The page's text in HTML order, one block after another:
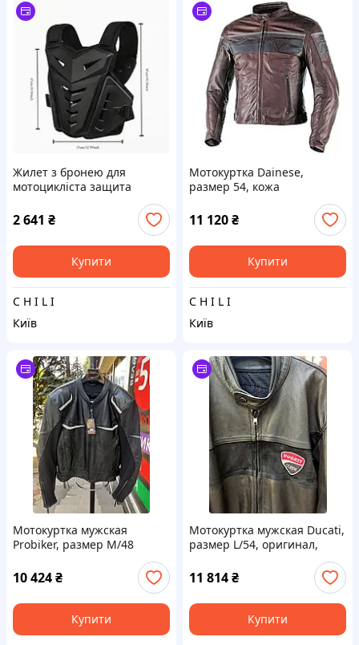
Жилет з бронею для
мотоцикліста защита
черепаха
2 641 ₴
Купити
C H I L I
Київ
Мотокуртка Dainese,
размер 54, кожа
11 120₴
Купити
C H I L I
Київ
Мотокуртка мужская
Probiker, размер M/48
10 424₴
Купити
Мотокуртка мужская Ducati,
размер L/54, оригинал,
11 814₴
Купити